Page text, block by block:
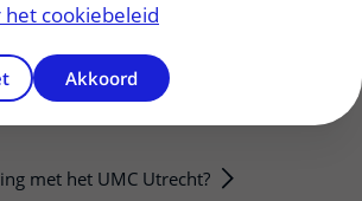
en faciliteiten
met het UMC Utrecht?
cookiebeleid
Akkoord